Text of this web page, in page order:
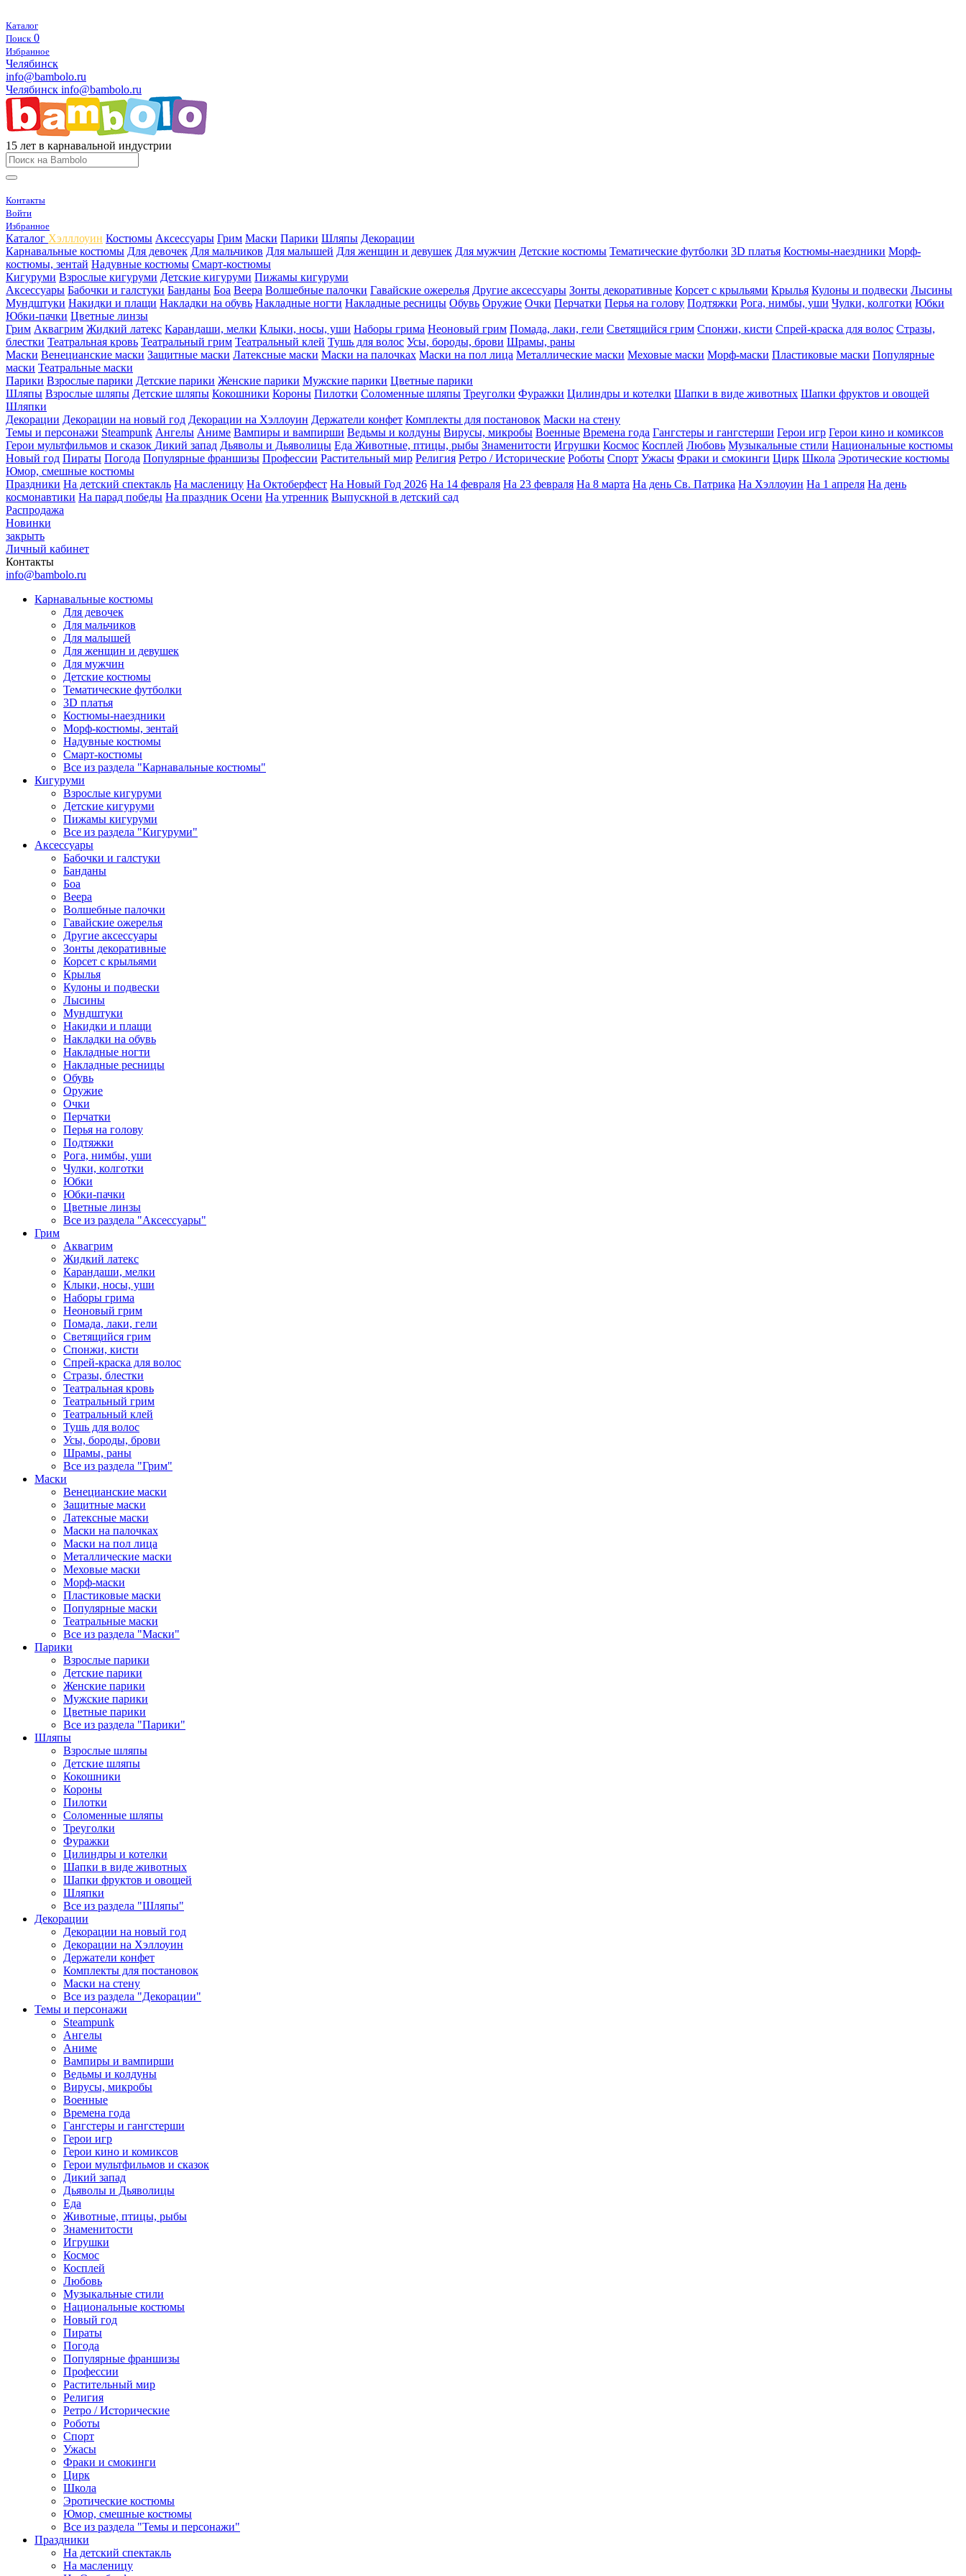
Каталог
Поиск 0
Избранное
Челябинск
info@bambolo.ru
Челябинск info@bambolo.ru
15 лет в карнавальной индустрии
Контакты
Войти
Избранное
Каталог Хэлллоуин Костюмы Аксессуары Грим Маски Парики Шляпы Декорации
Карнавальные костюмы Для девочек Для мальчиков Для малышей Для женщин и девушек Для мужчин Детские костюмы Тематические футболки 3D платья Костюмы-наездники Морф-
костюмы, зентай Надувные костюмы Смарт-костюмы
Кигуруми Взрослые кигуруми Детские кигуруми Пижамы кигуруми
Аксессуары Бабочки и галстуки Банданы Боа Веера Волшебные палочки Гавайские ожерелья Другие аксессуары Зонты декоративные Корсет с крыльями Крылья Кулоны и подвески Лысины
Мундштуки Накидки и плащи Накладки на обувь Накладные ногти Накладные ресницы Обувь Оружие Очки Перчатки Перья на голову Подтяжки Рога, нимбы, уши Чулки, колготки Юбки
Юбки-пачки Цветные линзы
Грим Аквагрим Жидкий латекс Карандаши, мелки Клыки, носы, уши Наборы грима Неоновый грим Помада, лаки, гели Светящийся грим Спонжи, кисти Спрей-краска для волос Стразы,
блестки Театральная кровь Театральный грим Театральный клей Тушь для волос Усы, бороды, брови Шрамы, раны
Маски Венецианские маски Защитные маски Латексные маски Маски на палочках Маски на пол лица Металлические маски Меховые маски Морф-маски Пластиковые маски Популярные
маски Театральные маски
Парики Взрослые парики Детские парики Женские парики Мужские парики Цветные парики
Шляпы Взрослые шляпы Детские шляпы Кокошники Короны Пилотки Соломенные шляпы Треуголки Фуражки Цилиндры и котелки Шапки в виде животных Шапки фруктов и овощей
Шляпки
Декорации Декорации на новый год Декорации на Хэллоуин Держатели конфет Комплекты для постановок Маски на стену
Темы и персонажи Steampunk Ангелы Аниме Вампиры и вампирши Ведьмы и колдуны Вирусы, микробы Военные Времена года Гангстеры и гангстерши Герои игр Герои кино и комиксов
Герои мультфильмов и сказок Дикий запад Дьяволы и Дьяволицы Еда Животные, птицы, рыбы Знаменитости Игрушки Космос Косплей Любовь Музыкальные стили Национальные костюмы
Новый год Пираты Погода Популярные франшизы Профессии Растительный мир Религия Ретро / Исторические Роботы Спорт Ужасы Фраки и смокинги Цирк Школа Эротические костюмы
Юмор, смешные костюмы
Праздники На детский спектакль На масленицу На Октоберфест На Новый Год 2026 На 14 февраля На 23 февраля На 8 марта На день Св. Патрика На Хэллоуин На 1 апреля На день
космонавтики На парад победы На праздник Осени На утренник Выпускной в детский сад
Распродажа
Новинки
закрыть
Личный кабинет
Контакты
info@bambolo.ru
Карнавальные костюмы
Для девочек
Для мальчиков
Для малышей
Для женщин и девушек
Для мужчин
Детские костюмы
Тематические футболки
3D платья
Костюмы-наездники
Морф-костюмы, зентай
Надувные костюмы
Смарт-костюмы
Все из раздела "Карнавальные костюмы"
Кигуруми
Взрослые кигуруми
Детские кигуруми
Пижамы кигуруми
Все из раздела "Кигуруми"
Аксессуары
Бабочки и галстуки
Банданы
Боа
Веера
Волшебные палочки
Гавайские ожерелья
Другие аксессуары
Зонты декоративные
Корсет с крыльями
Крылья
Кулоны и подвески
Лысины
Мундштуки
Накидки и плащи
Накладки на обувь
Накладные ногти
Накладные ресницы
Обувь
Оружие
Очки
Перчатки
Перья на голову
Подтяжки
Рога, нимбы, уши
Чулки, колготки
Юбки
Юбки-пачки
Цветные линзы
Все из раздела "Аксессуары"
Грим
Аквагрим
Жидкий латекс
Карандаши, мелки
Клыки, носы, уши
Наборы грима
Неоновый грим
Помада, лаки, гели
Светящийся грим
Спонжи, кисти
Спрей-краска для волос
Стразы, блестки
Театральная кровь
Театральный грим
Театральный клей
Тушь для волос
Усы, бороды, брови
Шрамы, раны
Все из раздела "Грим"
Маски
Венецианские маски
Защитные маски
Латексные маски
Маски на палочках
Маски на пол лица
Металлические маски
Меховые маски
Морф-маски
Пластиковые маски
Популярные маски
Театральные маски
Все из раздела "Маски"
Парики
Взрослые парики
Детские парики
Женские парики
Мужские парики
Цветные парики
Все из раздела "Парики"
Шляпы
Взрослые шляпы
Детские шляпы
Кокошники
Короны
Пилотки
Соломенные шляпы
Треуголки
Фуражки
Цилиндры и котелки
Шапки в виде животных
Шапки фруктов и овощей
Шляпки
Все из раздела "Шляпы"
Декорации
Декорации на новый год
Декорации на Хэллоуин
Держатели конфет
Комплекты для постановок
Маски на стену
Все из раздела "Декорации"
Темы и персонажи
Steampunk
Ангелы
Аниме
Вампиры и вампирши
Ведьмы и колдуны
Вирусы, микробы
Военные
Времена года
Гангстеры и гангстерши
Герои игр
Герои кино и комиксов
Герои мультфильмов и сказок
Дикий запад
Дьяволы и Дьяволицы
Еда
Животные, птицы, рыбы
Знаменитости
Игрушки
Космос
Косплей
Любовь
Музыкальные стили
Национальные костюмы
Новый год
Пираты
Погода
Популярные франшизы
Профессии
Растительный мир
Религия
Ретро / Исторические
Роботы
Спорт
Ужасы
Фраки и смокинги
Цирк
Школа
Эротические костюмы
Юмор, смешные костюмы
Все из раздела "Темы и персонажи"
Праздники
На детский спектакль
На масленицу